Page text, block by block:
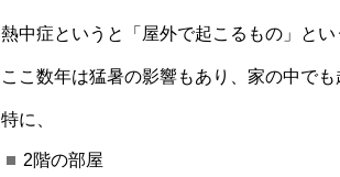
熱中症というと「屋外で起こるもの」とい
ここ数年は猛暑の影響もあり、家の中でも
特に、
2階の部屋